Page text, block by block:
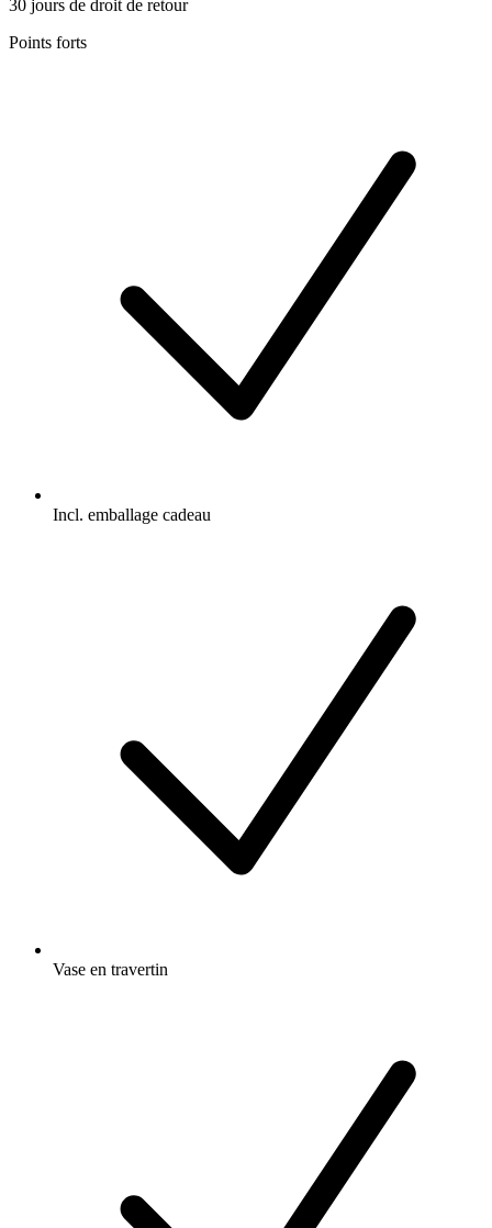
30 jours de droit de retour
Points forts
Incl. emballage cadeau
Vase en travertin